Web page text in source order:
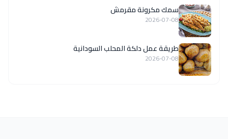
سمك مكرونة مقرمش
2026-07-08
طريقة عمل دلكة المحلب السودانية
2026-07-08